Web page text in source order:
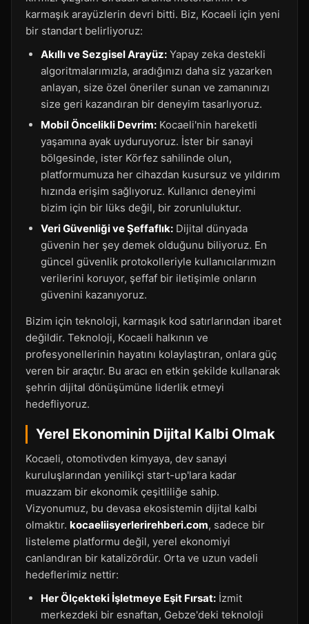
karmaşık arayüzlerin devri bitti. Biz, Kocaeli için yeni
bir standart belirliyoruz:
Akıllı ve Sezgisel Arayüz: Yapay zeka destekli
algoritmalarımızla, aradığınızı daha siz yazarken
anlayan, size özel öneriler sunan ve zamanınızı
size geri kazandıran bir deneyim tasarlıyoruz.
Mobil Öncelikli Devrim: Kocaeli'nin hareketli
yaşamına ayak uyduruyoruz. İster bir sanayi
bölgesinde, ister Körfez sahilinde olun,
platformumuza her cihazdan kusursuz ve yıldırım
hızında erişim sağlıyoruz. Kullanıcı deneyimi
bizim için bir lüks değil, bir zorunluluktur.
Veri Güvenliği ve Şeffaflık: Dijital dünyada
güvenin her şey demek olduğunu biliyoruz. En
güncel güvenlik protokolleriyle kullanıcılarımızın
verilerini koruyor, şeffaf bir iletişimle onların
güvenini kazanıyoruz.
Bizim için teknoloji, karmaşık kod satırlarından ibaret
değildir. Teknoloji, Kocaeli halkının ve
profesyonellerinin hayatını kolaylaştıran, onlara güç
veren bir araçtır. Bu aracı en etkin şekilde kullanarak
şehrin dijital dönüşümüne liderlik etmeyi
hedefliyoruz.
Yerel Ekonominin Dijital Kalbi Olmak
Kocaeli, otomotivden kimyaya, dev sanayi
kuruluşlarından yenilikçi start-up'lara kadar
muazzam bir ekonomik çeşitliliğe sahip.
Vizyonumuz, bu devasa ekosistemin dijital kalbi
olmaktır. kocaeliisyerlerirehberi.com, sadece bir
listeleme platformu değil, yerel ekonomiyi
canlandıran bir katalizördür. Orta ve uzun vadeli
hedeflerimiz nettir:
Her Ölçekteki İşletmeye Eşit Fırsat: İzmit
merkezdeki bir esnaftan, Gebze'deki teknoloji